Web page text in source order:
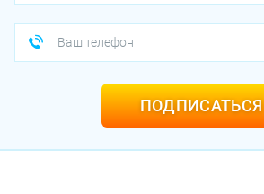
ПОДПИСАТЬСЯ